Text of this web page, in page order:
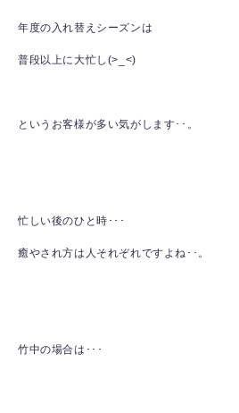
年度の入れ替えシーズンは
普段以上に大忙し(>_<)
というお客様が多い気がします･･。
忙しい後のひと時･･･
癒やされ方は人それぞれですよね･･。
竹中の場合は･･･